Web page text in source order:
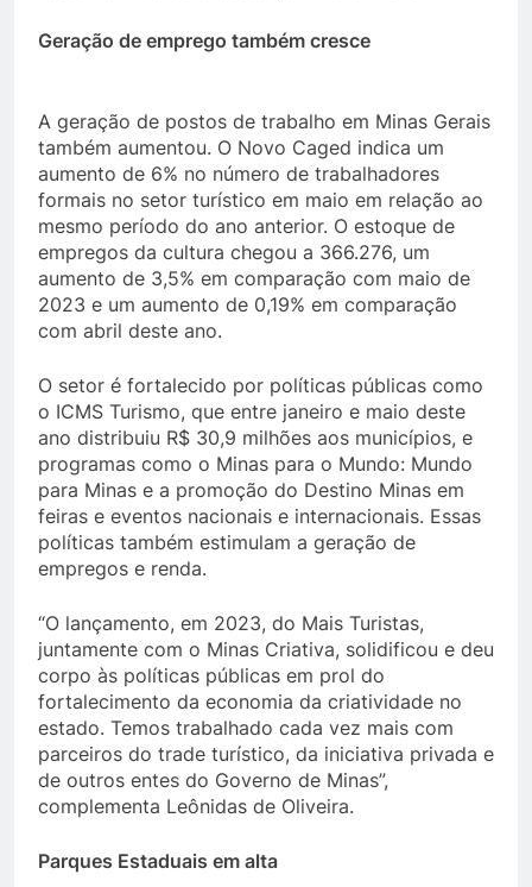
Geração de emprego também cresce
A geração de postos de trabalho em Minas Gerais
também aumentou. O Novo Caged indica um
aumento de 6% no número de trabalhadores
formais no setor turístico em maio em relação ao
mesmo período do ano anterior. O estoque de
empregos da cultura chegou a 366.276, um
aumento de 3,5% em comparação com maio de
2023 e um aumento de 0,19% em comparação
com abril deste ano.
O setor é fortalecido por políticas públicas como
o ICMS Turismo, que entre janeiro e maio deste
ano distribuiu R$ 30,9 milhões aos municípios, e
programas como o Minas para o Mundo: Mundo
para Minas e a promoção do Destino Minas em
feiras e eventos nacionais e internacionais. Essas
políticas também estimulam a geração de
empregos e renda.
“O lançamento, em 2023, do Mais Turistas,
juntamente com o Minas Criativa, solidificou e deu
corpo às políticas públicas em prol do
fortalecimento da economia da criatividade no
estado. Temos trabalhado cada vez mais com
parceiros do trade turístico, da iniciativa privada e
de outros entes do Governo de Minas”,
complementa Leônidas de Oliveira.
Parques Estaduais em alta